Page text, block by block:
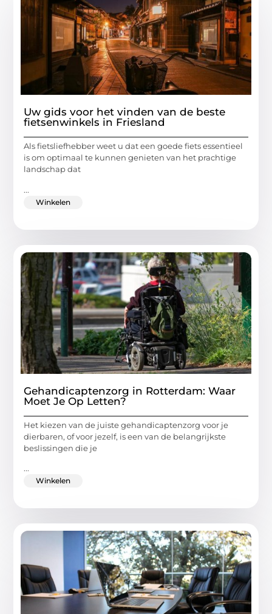
Uw gids voor het vinden van de beste
fietsenwinkels in Friesland
Als fietsliefhebber weet u dat een goede fiets essentieel
is om optimaal te kunnen genieten van het prachtige
landschap dat
...
Winkelen
Gehandicaptenzorg in Rotterdam: Waar
Moet Je Op Letten?
Het kiezen van de juiste gehandicaptenzorg voor je
dierbaren, of voor jezelf, is een van de belangrijkste
beslissingen die je
...
Winkelen